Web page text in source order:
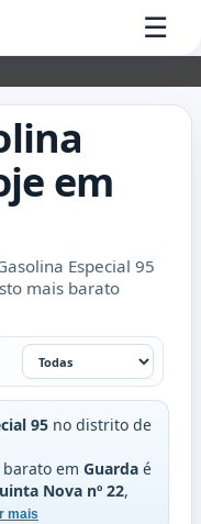
☰
em
Especial 95
mais barato
95 no distrito de
em Guarda é
Nova nº 22,
mais